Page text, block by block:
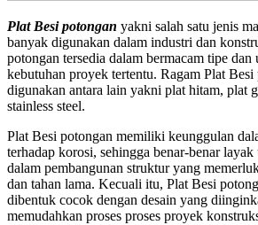
Plat Besi potongan yakni salah satu jenis
banyak digunakan dalam industri dan
potongan tersedia dalam bermacam tipe dan
kebutuhan proyek tertentu. Ragam Plat
digunakan antara lain yakni plat hitam, plat
stainless steel.
Plat Besi potongan memiliki keunggulan
terhadap korosi, sehingga benar-benar
dalam pembangunan struktur yang
dan tahan lama. Kecuali itu, Plat Besi
dibentuk cocok dengan desain yang
memudahkan proses proses proyek